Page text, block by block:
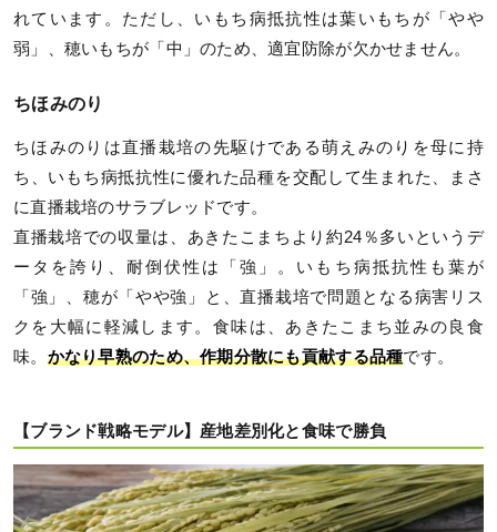
れています。ただし、いもち病抵抗性は葉いもちが「やや
弱」、穂いもちが「中」のため、適宜防除が欠かせません。
ちほみのり
ちほみのりは直播栽培の先駆けである萌えみのりを母に持
ち、いもち病抵抗性に優れた品種を交配して生まれた、まさ
に直播栽培のサラブレッドです。
直播栽培での収量は、あきたこまちより約24％多いというデ
ータを誇り、耐倒伏性は「強」。いもち病抵抗性も葉が
「強」、穂が「やや強」と、直播栽培で問題となる病害リス
クを大幅に軽減します。食味は、あきたこまち並みの良食
味。 かなり早熟のため、作期分散にも貢献する品種です。
【ブランド戦略モデル】産地差別化と食味で勝負